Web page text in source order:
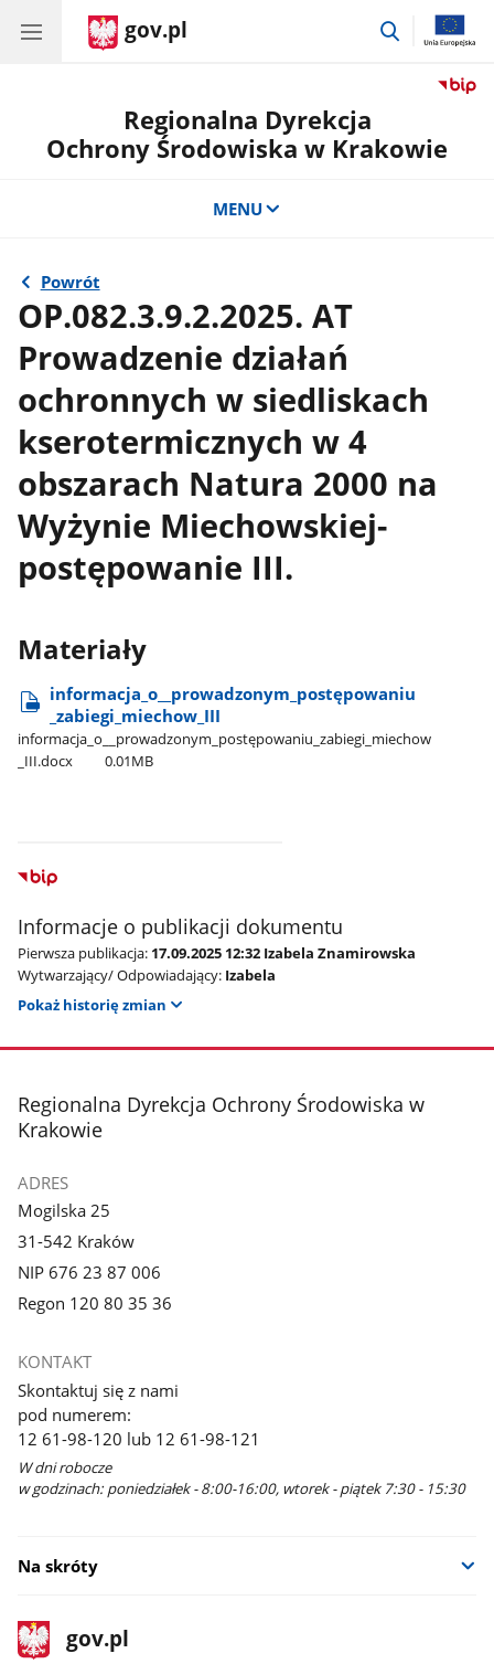
gov.pl
przejdź
Regionalna Dyrekcja
Ochrony Środowiska w Krakowie
MENU
Powrót
OP.082.3.9.2.2025. AT
Prowadzenie działań
ochronnych w siedliskach
kserotermicznych w 4
obszarach Natura 2000 na
Wyżynie Miechowskiej-
postępowanie III.
Materiały
informacja​_o​_​_prowadzonym​_postępowaniu​
_zabiegi​_miechow​_III
informacja​_o​_​_prowadzonym​_postępowaniu​_zabiegi​_miechow​
_III.docx
0.01MB
Informacje o publikacji dokumentu
Pierwsza publikacja: 17.09.2025 12:32 Izabela Znamirowska
Wytwarzający/ Odpowiadający: Izabela
Pokaż historię zmian
stopka
Regionalna Dyrekcja Ochrony Środowiska w
Krakowie
ADRES
Mogilska 25
31-542 Kraków
NIP 676 23 87 006
Regon 120 80 35 36
KONTAKT
Skontaktuj się z nami
pod numerem:
12 61-98-120 lub 12 61-98-121
W dni robocze
w godzinach: poniedziałek - 8:00-16:00, wtorek - piątek 7:30 - 15:30
Na skróty
stopka
gov.pl
Strona
gov.pl